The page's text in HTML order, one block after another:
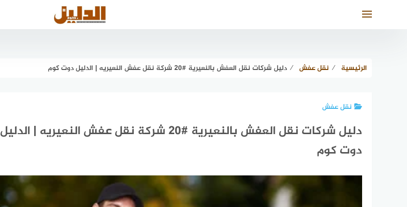
الرئيسية ⁄ نقل عفش ⁄ دليل شركات نقل العفش بالنعيرية #20 شركة نقل عفش النعيريه | الدليل دوت كوم
نقل عفش
دليل شركات نقل العفش بالنعيرية #20 شركة نقل عفش النعيريه | الدليل
دوت كوم